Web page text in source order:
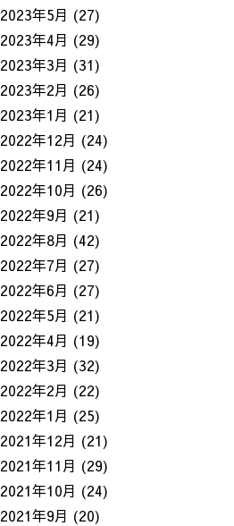
2023年5月 (27)
2023年4月 (29)
2023年3月 (31)
2023年2月 (26)
2023年1月 (21)
2022年12月 (24)
2022年11月 (24)
2022年10月 (26)
2022年9月 (21)
2022年8月 (42)
2022年7月 (27)
2022年6月 (27)
2022年5月 (21)
2022年4月 (19)
2022年3月 (32)
2022年2月 (22)
2022年1月 (25)
2021年12月 (21)
2021年11月 (29)
2021年10月 (24)
2021年9月 (20)